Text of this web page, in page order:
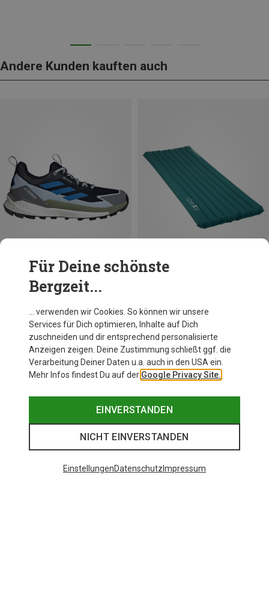
Andere Kunden kauften auch
Du sparst 30%
Für Deine schönste
Bergzeit...
… verwenden wir Cookies. So können wir unsere
Services für Dich optimieren, Inhalte auf Dich
zuschneiden und dir entsprechend personalisierte
Anzeigen zeigen. Deine Zustimmung schließt ggf. die
Verarbeitung Deiner Daten u.a. auch in den USA ein.
Mehr Infos findest Du auf der Google Privacy Site.
EINVERSTANDEN
NICHT EINVERSTANDEN
EinstellungenDatenschutz Impressum